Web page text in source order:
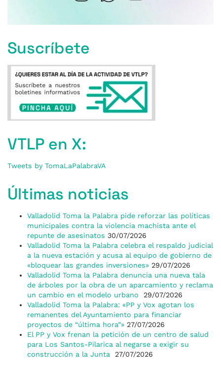
Suscríbete
VTLP en X:
Tweets by TomaLaPalabraVA
Últimas noticias
Valladolid Toma la Palabra pide reforzar las políticas
municipales contra la violencia machista ante el
repunte de asesinatos 30/07/2026
Valladolid Toma la Palabra celebra el respaldo judicial
a la nueva estación y acusa al equipo de gobierno de
«bloquear las grandes inversiones» 29/07/2026
Valladolid Toma la Palabra denuncia una nueva tala
de árboles por la obra de un aparcamiento y reclama
un cambio en el modelo urbano
29/07/2026
Valladolid Toma la Palabra: «PP y Vox agotan los
remanentes del Ayuntamiento para financiar
proyectos de “última hora”» 27/07/2026
El PP y Vox frenan la petición de un centro de salud
para Los Santos-Pilarica al negarse a exigir su
construcción a la Junta
27/07/2026